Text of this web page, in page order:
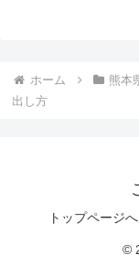
ホーム 熊本
出し方
トップページ
©